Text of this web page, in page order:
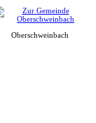
Oberschweinbach